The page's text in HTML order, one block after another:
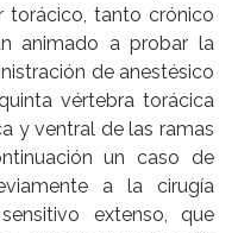
torácico, tanto crónico
animado a probar la
de anestésico
vértebra torácica
y ventral de las ramas
un caso de
a la cirugía
extenso, que